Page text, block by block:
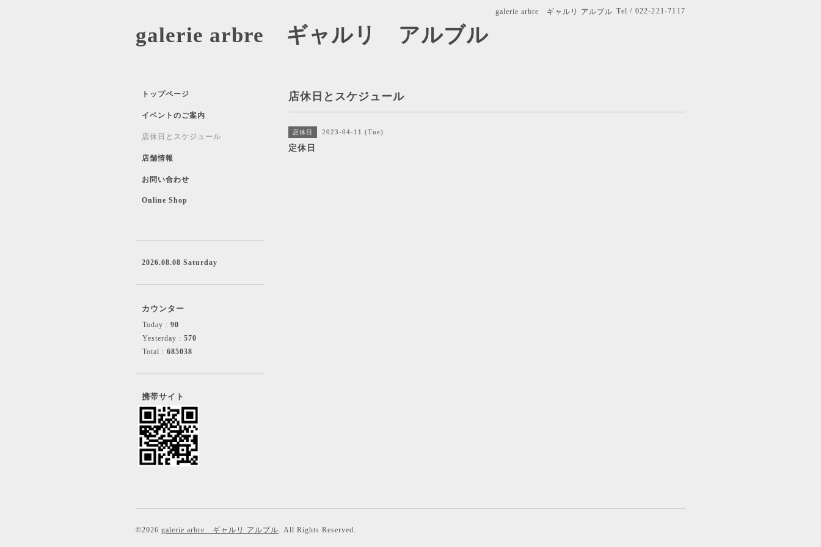
galerie arbre ギャルリ アルブル Tel / 022-221-7117
galerie arbre ギャルリ アルブル
店休日とスケジュール
店休日 2023-04-11 (Tue)
定休日
トップページ
イベントのご案内
店休日とスケジュール
店舗情報
お問い合わせ
Online Shop
2026.08.08 Saturday
カウンター
Today : 90
Yesterday : 570
Total : 685038
携帯サイト
©2026 galerie arbre ギャルリ アルブル. All Rights Reserved.